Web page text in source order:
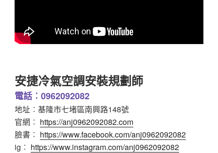
安捷冷氣空調安裝規劃師
電話︰0962092082
地址︰基隆市七堵區南興路148號
官網︰ https://anj0962092082.com
臉書︰ https://www.facebook.com/anj0962092082
ig︰ https://www.instagram.com/anj0962092082